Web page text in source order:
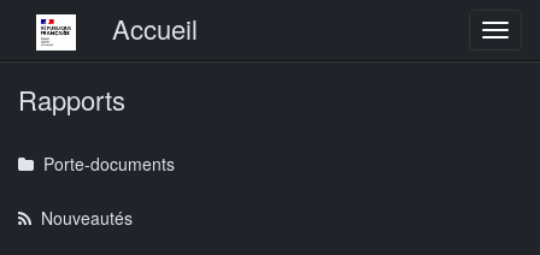
Menu principalAccueil
Rapports
Porte-documents
Nouveautés